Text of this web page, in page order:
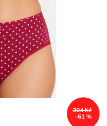
304 Kč
–61 %